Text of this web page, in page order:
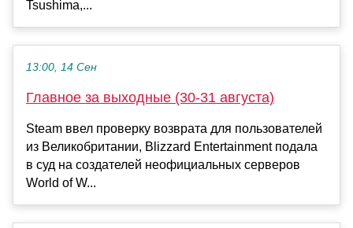
Tsushima,...
13:00, 14 Сен
Главное за выходные (30-31 августа)
Steam ввел проверку возврата для пользователей
из Великобритании, Blizzard Entertainment подала
в суд на создателей неофициальных серверов
World of W...